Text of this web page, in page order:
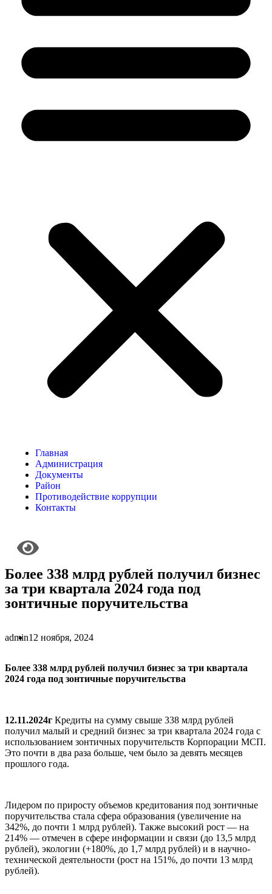
Главная
Администрация
Документы
Район
Противодействие коррупции
Контакты
Более 338 млрд рублей получил бизнес
за три квартала 2024 года под
зонтичные поручительства
admin12 ноября, 2024
Более 338 млрд рублей получил бизнес за три квартала
2024 года под зонтичные поручительства
12.11.2024г Кредиты на сумму свыше 338 млрд рублей
получил малый и средний бизнес за три квартала 2024 года с
использованием зонтичных поручительств Корпорации МСП.
Это почти в два раза больше, чем было за девять месяцев
прошлого года.
Лидером по приросту объемов кредитования под зонтичные
поручительства стала сфера образования (увеличение на
342%, до почти 1 млрд рублей). Также высокий рост — на
214% — отмечен в сфере информации и связи (до 13,5 млрд
рублей), экологии (+180%, до 1,7 млрд рублей) и в научно-
технической деятельности (рост на 151%, до почти 13 млрд
рублей).